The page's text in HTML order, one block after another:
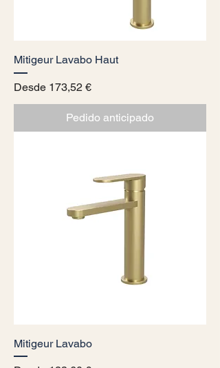
Mitigeur Lavabo Haut
Desde 173,52 €
Precio de oferta
Pedido anticipado
Mitigeur Lavabo